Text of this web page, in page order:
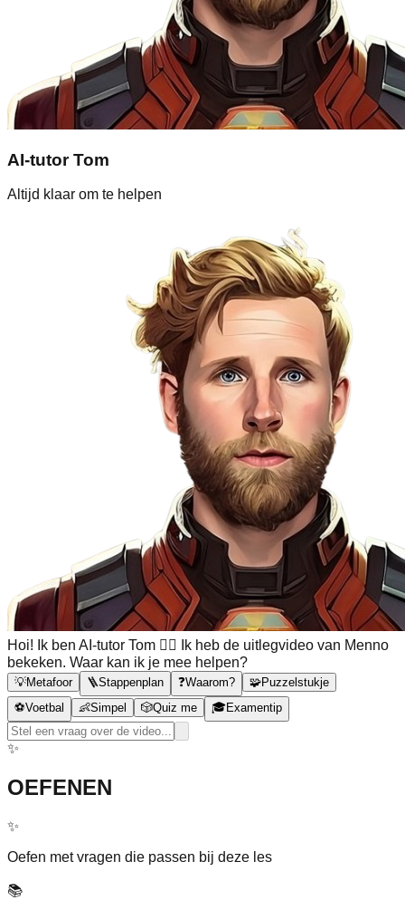
AI-tutor Tom
Altijd klaar om te helpen
Hoi! Ik ben AI-tutor Tom 🙋‍♂️ Ik heb de uitlegvideo van Menno
bekeken. Waar kan ik je mee helpen?
💡Metafoor 🪜Stappenplan ❓Waarom? 🧩Puzzelstukje
⚽Voetbal 👶Simpel 🎲Quiz me 🎓Examentip
✨
OEFENEN
✨
Oefen met vragen die passen bij deze les
📚